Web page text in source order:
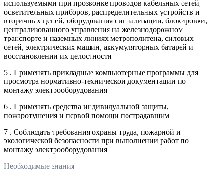
используемыми при прозвонке проводов кабельных сетей,
осветительных приборов, распределительных устройств и
вторичных цепей, оборудования сигнализации, блокировки,
централизованного управления на железнодорожном
транспорте и наземных линиях метрополитена, силовых
сетей, электрических машин, аккумуляторных батарей и
восстановлении их целостности
5 . Применять прикладные компьютерные программы для
просмотра нормативно-технической документации по
монтажу электрооборудования
6 . Применять средства индивидуальной защиты,
пожаротушения и первой помощи пострадавшим
7 . Соблюдать требования охраны труда, пожарной и
экологической безопасности при выполнении работ по
монтажу электрооборудования
Необходимые знания